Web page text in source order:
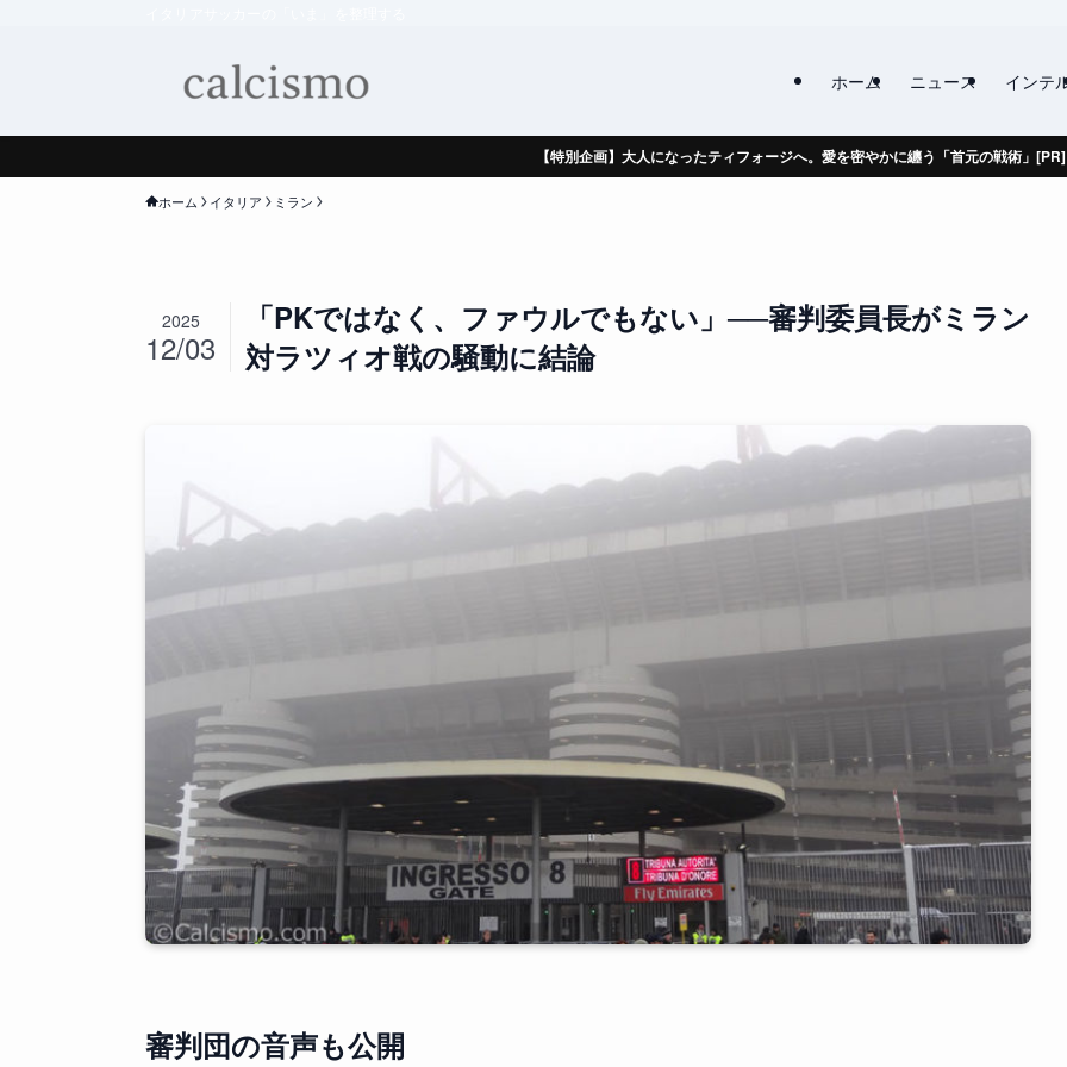
ホーム ニュース インテ
【特別企画】大人になったティフォージへ。愛を密やかに纏う「首元の戦術」[PR]
ホーム イタリア ミラン
「PKではなく、ファウルでもない」──審判委員長がミラン
対ラツィオ戦の騒動に結論
2025
12/03
審判団の音声も公開